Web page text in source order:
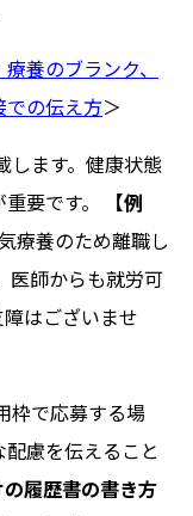
養のブランク、
での伝え方＞
します。健康状態
要です。
【例
療養のため離職し
医師からも就労可
はございませ
枠で応募する場
慮を伝えること
履歴書の書き方